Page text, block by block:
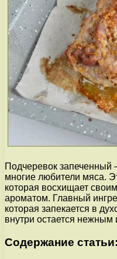
Подчеревок
многие любители мяса.
которая восхищает своим
ароматом. Главный
которая запекается в
внутри остается нежным
Содержание статьи: